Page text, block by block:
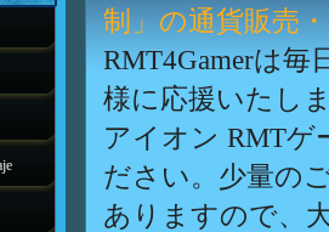
制」の通貨販売
RMT4Gamerは
様に応援いたし
アイオン RMTゲ
ださい。少量の
ありますので、